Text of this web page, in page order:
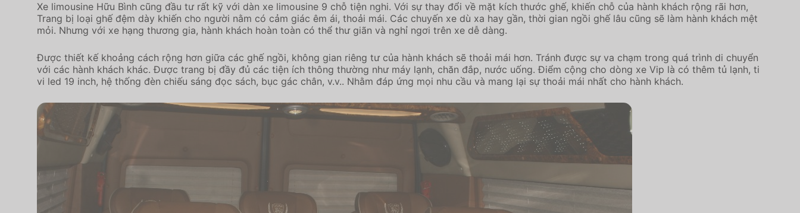
Xe limousine Hữu Bình cũng đầu tư rất kỹ với dàn xe limousine 9 chỗ tiện nghi. Với sự thay đổi về mặt kích thước ghế, khiến chỗ của hành khách rộng rãi hơn,
Trang bị loại ghế đệm dày khiến cho người nằm có cảm giác êm ái, thoải mái. Các chuyến xe dù xa hay gần, thời gian ngồi ghế lâu cũng sẽ làm hành khách mệt
mỏi. Nhưng với xe hạng thương gia, hành khách hoàn toàn có thể thư giãn và nghỉ ngơi trên xe dễ dàng.
Được thiết kế khoảng cách rộng hơn giữa các ghế ngồi, không gian riêng tư của hành khách sẽ thoải mái hơn. Tránh được sự va chạm trong quá trình di chuyển
với các hành khách khác. Được trang bị đầy đủ các tiện ích thông thường như máy lạnh, chăn đắp, nước uống. Điểm cộng cho dòng xe Vip là có thêm tủ lạnh, ti
vi led 19 inch, hệ thống đèn chiếu sáng đọc sách, bục gác chân, v.v.. Nhằm đáp ứng mọi nhu cầu và mang lại sự thoải mái nhất cho hành khách.